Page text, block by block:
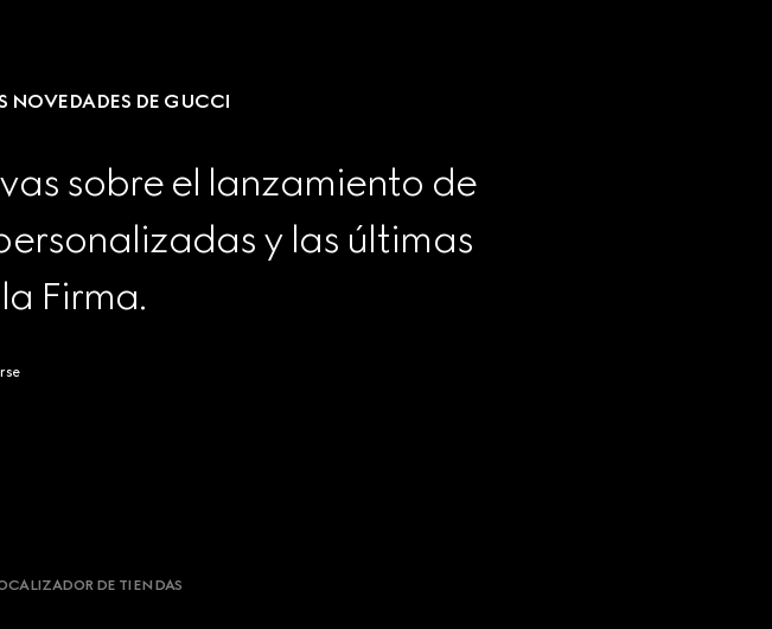
NOVEDADES DE GUCCI
sobre el lanzamiento de
y las últimas
Firma.
DE TIENDAS